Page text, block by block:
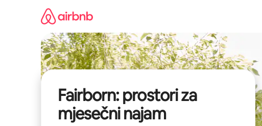
Fairborn: prostori za
mjesečni najam